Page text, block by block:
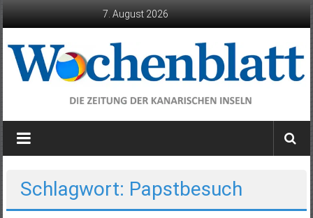
7. August 2026
Wochenblatt
die
Kanarischen
Inseln
Schlagwort: Papstbesuch